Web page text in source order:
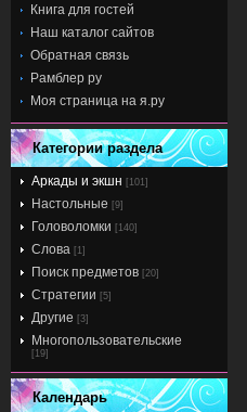
Книга для гостей
Наш каталог сайтов
Обратная связь
Рамблер ру
Моя страница на я.ру
Категории раздела
Аркады и экшн [101]
Настольные [9]
Головоломки [140]
Слова [1]
Поиск предметов [20]
Стратегии [5]
Другие [3]
Многопользовательские
[19]
Календарь